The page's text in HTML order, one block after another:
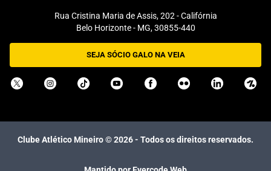
Rua Cristina Maria de Assis, 202 - Califórnia
Belo Horizonte - MG, 30855-440
SEJA SÓCIO GALO NA VEIA
Clube Atlético Mineiro ©2026- Todos os direitos reservados.